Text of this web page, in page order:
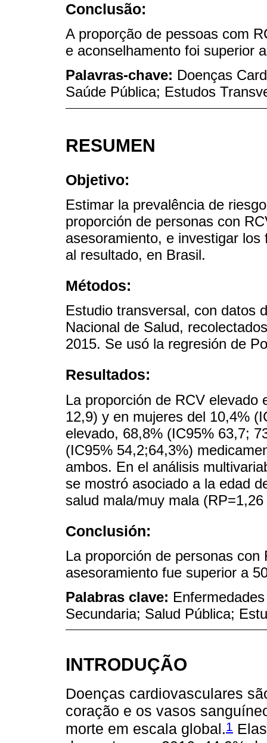
Conclusão:
A proporção de pessoas com
e aconselhamento foi superior
Palavras-chave: Doenças
Saúde Pública; Estudos
RESUMEN
Objetivo:
Estimar la prevalência de
proporción de personas con
asesoramiento, e investigar
al resultado, en Brasil.
Métodos:
Estudio transversal, con datos
Nacional de Salud,
2015. Se usó la regresión de
Resultados:
La proporción de RCV elevado
12,9) y en mujeres del 10,4%
elevado, 68,8% (IC95% 63,7;
(IC95% 54,2;64,3%)
ambos. En el análisis
se mostró asociado a la edad
salud mala/muy mala
Conclusión:
La proporción de personas
asesoramiento fue superior a
Palabras clave:
Secundaria; Salud Pública;
INTRODUÇÃO
Doenças cardiovasculares
coração e os vasos
morte em escala global.1